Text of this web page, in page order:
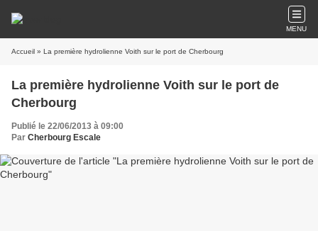
MENU
Accueil » La première hydrolienne Voith sur le port de Cherbourg
La première hydrolienne Voith sur le port de
Cherbourg
Publié le 22/06/2013 à 09:00
Par Cherbourg Escale